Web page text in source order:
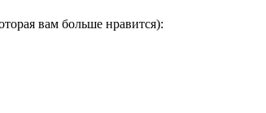
вам больше нравится):